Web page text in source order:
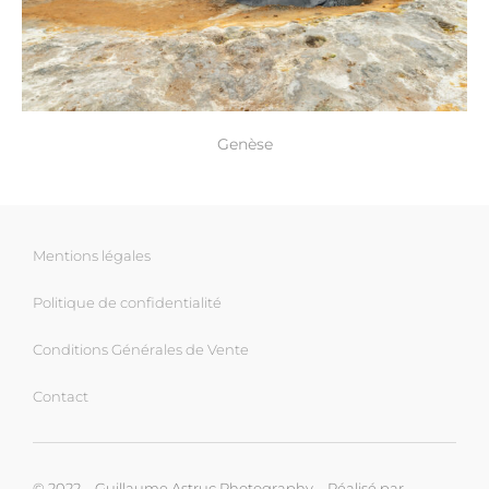
Genèse
Mentions légales
Politique de confidentialité
Conditions Générales de Vente
Contact